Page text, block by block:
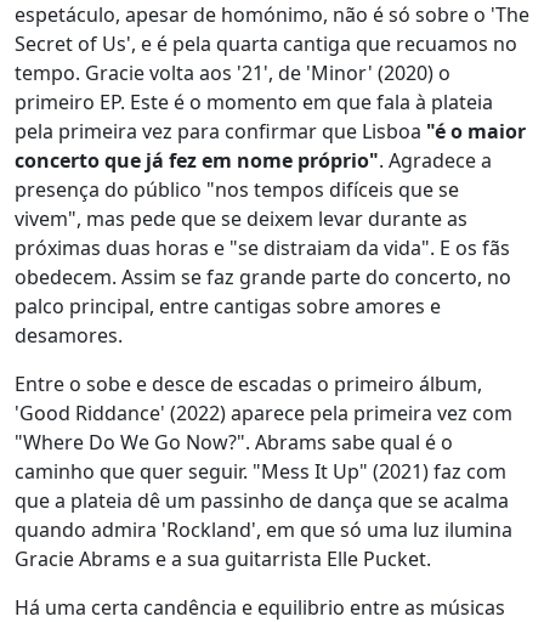
espetáculo, apesar de homónimo, não é só sobre o 'The
Secret of Us', e é pela quarta cantiga que recuamos no
tempo. Gracie volta aos '21', de 'Minor' (2020) o
primeiro EP. Este é o momento em que fala à plateia
pela primeira vez para confirmar que Lisboa "é o maior
concerto que já fez em nome próprio". Agradece a
presença do público "nos tempos difíceis que se
vivem", mas pede que se deixem levar durante as
próximas duas horas e "se distraiam da vida". E os fãs
obedecem. Assim se faz grande parte do concerto, no
palco principal, entre cantigas sobre amores e
desamores.
Entre o sobe e desce de escadas o primeiro álbum,
'Good Riddance' (2022) aparece pela primeira vez com
"Where Do We Go Now?". Abrams sabe qual é o
caminho que quer seguir. "Mess It Up" (2021) faz com
que a plateia dê um passinho de dança que se acalma
quando admira 'Rockland', em que só uma luz ilumina
Gracie Abrams e a sua guitarrista Elle Pucket.
Há uma certa candência e equilibrio entre as músicas